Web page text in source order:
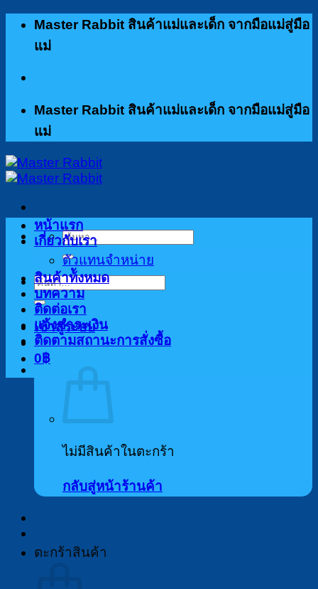
ข้าม
Master Rabbit สินค้าแม่และเด็ก จากมือแม่สู่มือ
แม่
Master Rabbit สินค้าแม่และเด็ก จากมือแม่สู่มือ
แม่
ค้นหา:
ค้นหา:
เข้าสู่ระบบ
0 ฿
ไม่มีสินค้าในตะกร้า
กลับสู่หน้าร้านค้า
ตะกร้าสินค้า
หน้าแรก
เกี่ยวกับเรา
ตัวแทนจำหน่าย
สินค้าท้ังหมด
บทความ
ติดต่อเรา
แจ้งชำระเงิน
ติดตามสถานะการสั่งซื้อ